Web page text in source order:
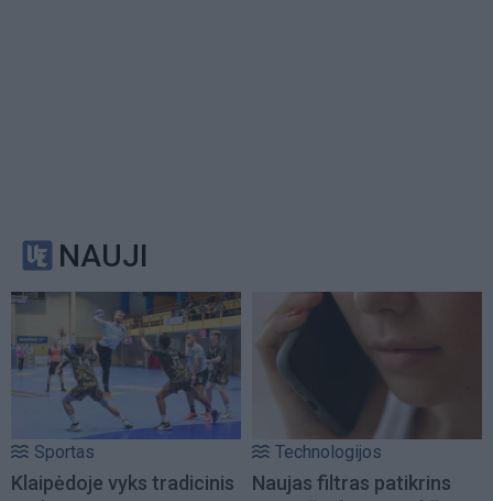
NAUJI
Sportas
Klaipėdoje vyks tradicinis
Technologijos
Naujas filtras patikrins